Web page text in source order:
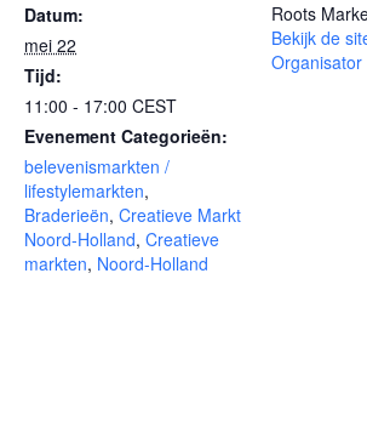
Datum:
mei 22
Tijd:
11:00 - 17:00 CEST
Evenement Categorieën:
belevenismarkten /
lifestylemarkten,
Braderieën, Creatieve Markt
Noord-Holland, Creatieve
markten, Noord-Holland
Roots
Bekijk de
Organisator